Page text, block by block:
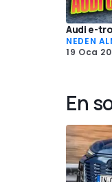
Audi e-
NEDEN
19 Oca
En